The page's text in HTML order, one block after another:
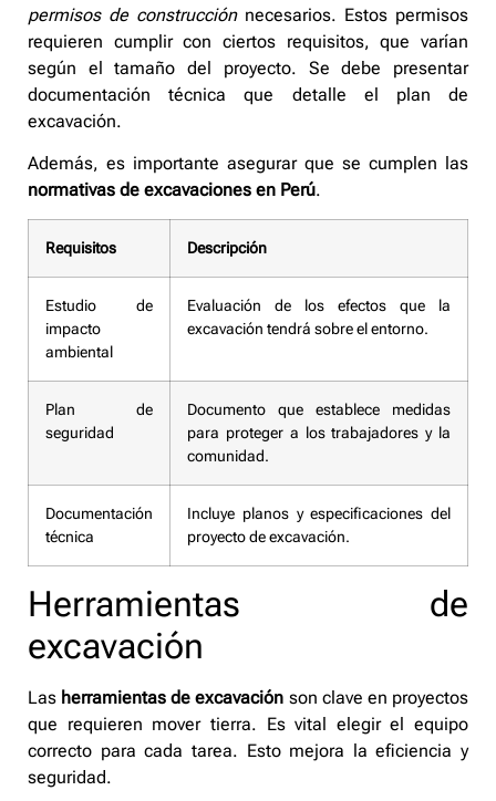
permisos de construcciónnecesarios. Estos permisos
requieren cumplir con ciertos requisitos, que varían
según el tamaño del proyecto. Se debe presentar
documentación técnica que detalle el plan de
excavación.
Además, es importante asegurar que se cumplen las
normativas de excavaciones en Perú.
Requisitos Descripción
Estudio de
impacto
ambiental
Evaluación de los efectos que la
excavación tendrá sobre el entorno.
Plan de
seguridad
Documento que establece medidas
para proteger a los trabajadores y la
comunidad.
Documentación
técnica
Incluye planos y especificaciones del
proyecto de excavación.
Herramientas de
excavación
Las herramientas de excavación son clave en proyectos
que requieren mover tierra. Es vital elegir el equipo
correcto para cada tarea. Esto mejora la eficiencia y
seguridad.